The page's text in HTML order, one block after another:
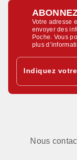
Votre adresse
envoyer des
Poche. Vous
plus
Indiquez
Nous